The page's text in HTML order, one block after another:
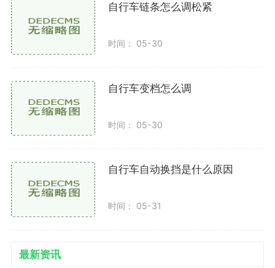
步骤二：连接打气筒
卸下气嘴盖：先将轮胎气嘴上的盖子卸下，注意将
盖子放在安全的地方，以免丢失。
选择适合的接头：如果打气筒有多个接头，选择适
合您轮胎气嘴的接头。常见的气嘴类型有法式气嘴和美
式气嘴。
转固定，确保连接稳固无漏气。
步骤三：充气
气至推荐气压。
自行车链条怎么调松紧
时间： 05-30
自行车变档怎么调
时间： 05-30
自行车自动换挡是什么原因
时间： 05-31
最新资讯